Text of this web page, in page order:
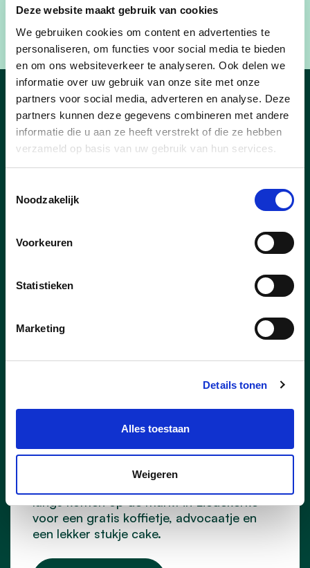
Deze website maakt gebruik van cookies
We gebruiken cookies om content en advertenties te
personaliseren, om functies voor social media te bieden
en om ons websiteverkeer te analyseren. Ook delen we
informatie over uw gebruik van onze site met onze
partners voor social media, adverteren en analyse. Deze
partners kunnen deze gegevens combineren met andere
informatie die u aan ze heeft verstrekt of die ze hebben
verzameld op basis van uw gebruik van hun services.
Noodzakelijk
Voorkeuren
Statistieken
Marketing
Details tonen
Alles toestaan
Weigeren
Sfeerbeelden
Koffie op de markt voor
Moederdag!
09/05/26
Vrouw & Maatschappij alle mama’s graag
in de bloemetjes 💐
langs komen op de markt in Liedekerke
voor een gratis koffietje, advocaatje en
een lekker stukje cake.